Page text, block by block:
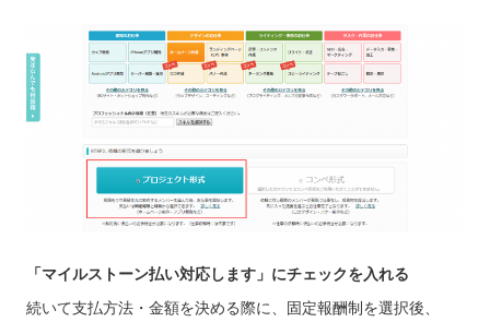
「マイルストーン払い対応します」にチェックを入れる
続いて支払方法・金額を決める際に、固定報酬制を選択後、